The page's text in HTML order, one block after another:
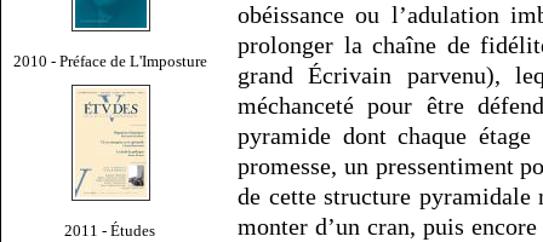
2010 - Préface de L'Imposture
2011 - Études
obéissance ou l’adulation
prolonger la chaîne de
grand Écrivain parvenu),
méchanceté pour être
pyramide dont chaque étage
promesse, un pressentiment
de cette structure pyramidale
monter d’un cran, puis